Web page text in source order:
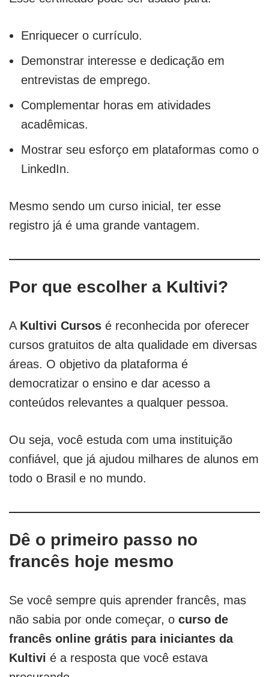
Enriquecer o currículo.
Demonstrar interesse e dedicação em
entrevistas de emprego.
Complementar horas em atividades
acadêmicas.
Mostrar seu esforço em plataformas como o
LinkedIn.
Mesmo sendo um curso inicial, ter esse
registro já é uma grande vantagem.
Por que escolher a Kultivi?
A Kultivi Cursos é reconhecida por oferecer
cursos gratuitos de alta qualidade em diversas
áreas. O objetivo da plataforma é
democratizar o ensino e dar acesso a
conteúdos relevantes a qualquer pessoa.
Ou seja, você estuda com uma instituição
confiável, que já ajudou milhares de alunos em
todo o Brasil e no mundo.
Dê o primeiro passo no
francês hoje mesmo
Se você sempre quis aprender francês, mas
não sabia por onde começar, o curso de
francês online grátis para iniciantes da
Kultivi é a resposta que você estava